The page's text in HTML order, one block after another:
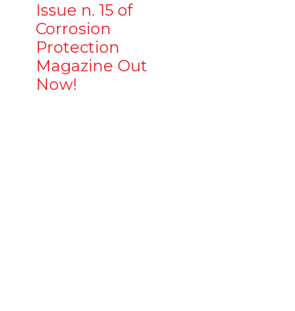
Issue n. 15 of
Corrosion
Protection
Magazine Out
Now!